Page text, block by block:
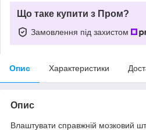
Що таке купити з Пром?
Замовлення під захистом
Опис Характеристики
Опис
Влаштувати справжній мозковий